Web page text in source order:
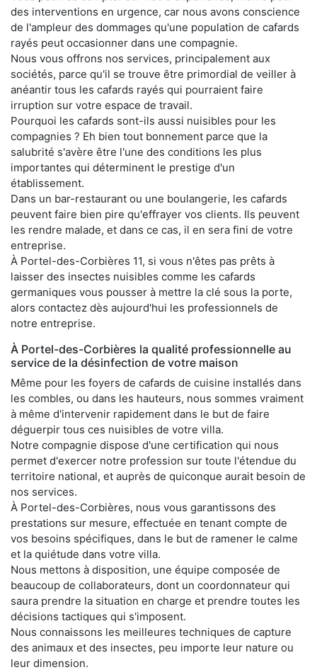
des interventions en urgence, car nous avons conscience
de l'ampleur des dommages qu'une population de cafards
rayés peut occasionner dans une compagnie.
Nous vous offrons nos services, principalement aux
sociétés, parce qu'il se trouve être primordial de veiller à
anéantir tous les cafards rayés qui pourraient faire
irruption sur votre espace de travail.
Pourquoi les cafards sont-ils aussi nuisibles pour les
compagnies ? Eh bien tout bonnement parce que la
salubrité s'avère être l'une des conditions les plus
importantes qui déterminent le prestige d'un
établissement.
Dans un bar-restaurant ou une boulangerie, les cafards
peuvent faire bien pire qu'effrayer vos clients. Ils peuvent
les rendre malade, et dans ce cas, il en sera fini de votre
entreprise.
À Portel-des-Corbières 11, si vous n'êtes pas prêts à
laisser des insectes nuisibles comme les cafards
germaniques vous pousser à mettre la clé sous la porte,
alors contactez dès aujourd'hui les professionnels de
notre entreprise.
À Portel-des-Corbières la qualité professionnelle au
service de la désinfection de votre maison
Même pour les foyers de cafards de cuisine installés dans
les combles, ou dans les hauteurs, nous sommes vraiment
à même d'intervenir rapidement dans le but de faire
déguerpir tous ces nuisibles de votre villa.
Notre compagnie dispose d'une certification qui nous
permet d'exercer notre profession sur toute l'étendue du
territoire national, et auprès de quiconque aurait besoin de
nos services.
À Portel-des-Corbières, nous vous garantissons des
prestations sur mesure, effectuée en tenant compte de
vos besoins spécifiques, dans le but de ramener le calme
et la quiétude dans votre villa.
Nous mettons à disposition, une équipe composée de
beaucoup de collaborateurs, dont un coordonnateur qui
saura prendre la situation en charge et prendre toutes les
décisions tactiques qui s'imposent.
Nous connaissons les meilleures techniques de capture
des animaux et des insectes, peu importe leur nature ou
leur dimension.